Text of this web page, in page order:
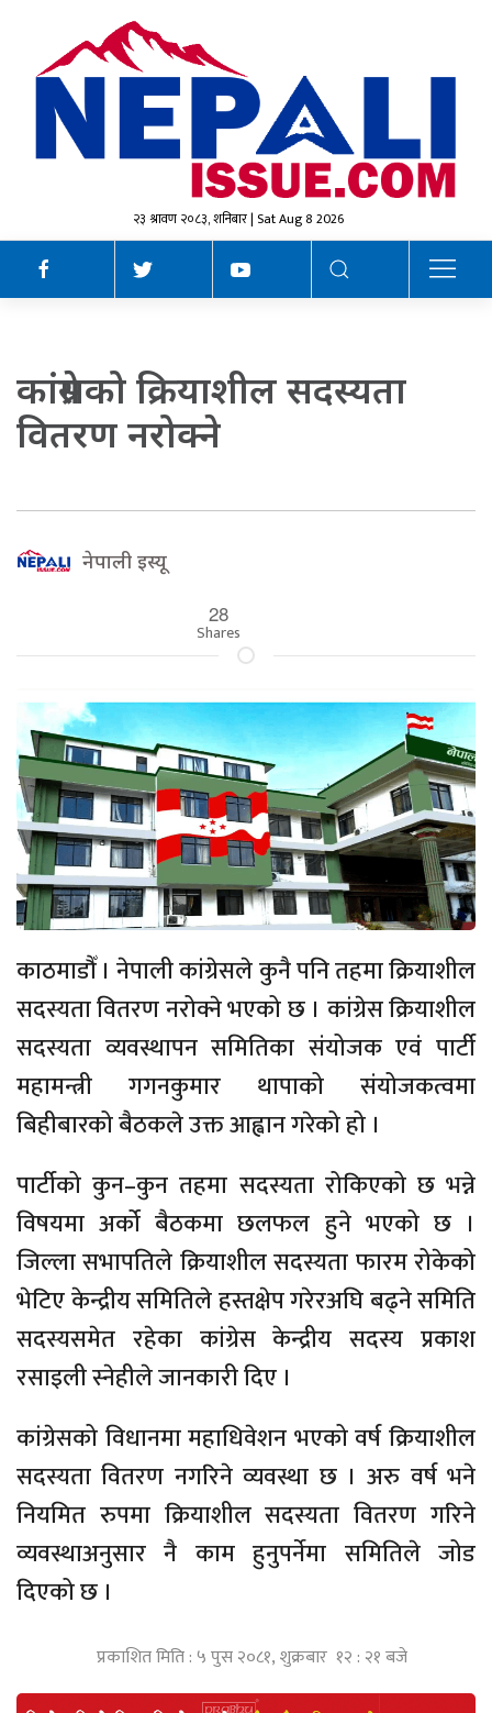
२३ श्रावण २०८३, शनिबार | Sat Aug 8 2026
कांग्रेसको क्रियाशील सदस्यता
वितरण नरोक्ने
नेपाली इस्यू
28
Shares
काठमाडौँ । नेपाली कांग्रेसले कुनै पनि तहमा क्रियाशील
सदस्यता वितरण नरोक्ने भएको छ । कांग्रेस क्रियाशील
सदस्यता व्यवस्थापन समितिका संयोजक एवं पार्टी
महामन्त्री गगनकुमार थापाको संयोजकत्वमा
बिहीबारको बैठकले उक्त आह्वान गरेको हो ।
पार्टीको कुन–कुन तहमा सदस्यता रोकिएको छ भन्ने
विषयमा अर्को बैठकमा छलफल हुने भएको छ ।
जिल्ला सभापतिले क्रियाशील सदस्यता फारम रोकेको
भेटिए केन्द्रीय समितिले हस्तक्षेप गरेरअघि बढ्ने समिति
सदस्यसमेत रहेका कांग्रेस केन्द्रीय सदस्य प्रकाश
रसाइली स्नेहीले जानकारी दिए ।
कांग्रेसको विधानमा महाधिवेशन भएको वर्ष क्रियाशील
सदस्यता वितरण नगरिने व्यवस्था छ । अरु वर्ष भने
नियमित रुपमा क्रियाशील सदस्यता वितरण गरिने
व्यवस्थाअनुसार नै काम हुनुपर्नेमा समितिले जोड
दिएको छ ।
प्रकाशित मिति : ५ पुस २०८१, शुक्रबार १२ : २१ बजे